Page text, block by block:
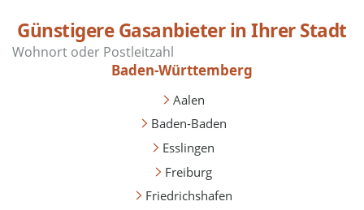
Günstigere Gasanbieter in Ihrer Stadt
Baden-Württemberg
Aalen
Baden-Baden
Esslingen
Freiburg
Friedrichshafen